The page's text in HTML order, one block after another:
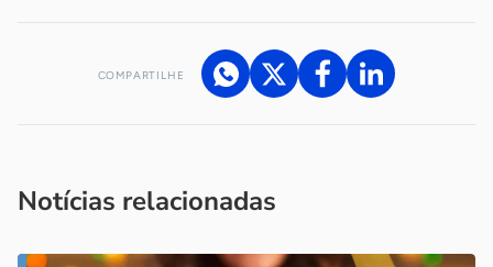
COMPARTILHE
Notícias relacionadas